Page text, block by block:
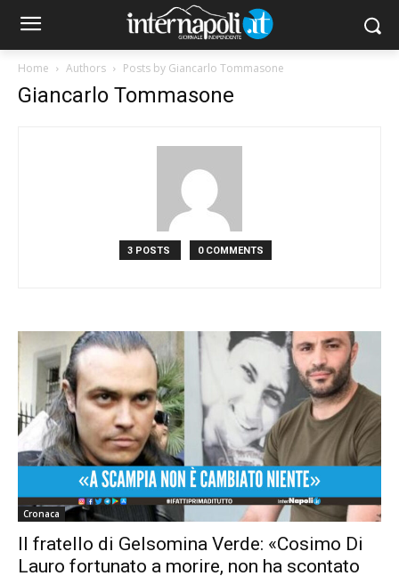
Home Authors Posts by Giancarlo Tommasone
Giancarlo Tommasone
3 POSTS 0 COMMENTS
Cronaca
Il fratello di Gelsomina Verde: «Cosimo Di
Lauro fortunato a morire, non ha scontato